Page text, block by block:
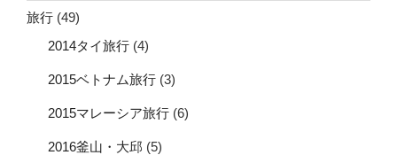
旅行 (49)
2014タイ旅行 (4)
2015ベトナム旅行 (3)
2015マレーシア旅行 (6)
2016釜山・大邱 (5)